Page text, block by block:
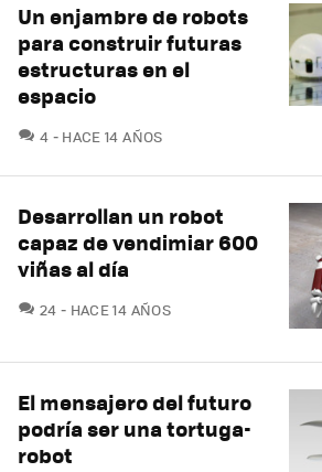
Un enjambre de robots
para construir futuras
estructuras en el
espacio
4 COMENTARIOS
HACE 14 AÑOS
Desarrollan un robot
capaz de vendimiar 600
viñas al día
24 COMENTARIOS
HACE 14 AÑOS
El mensajero del futuro
podría ser una tortuga-
robot